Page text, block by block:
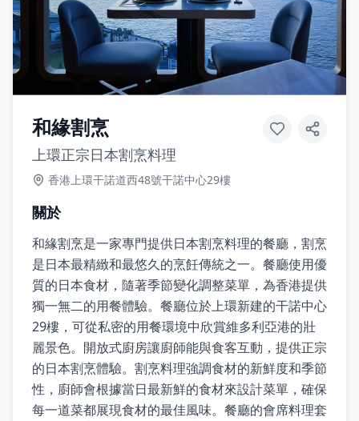
和緣割烹
上環正宗日本割烹料理
香港上環干諾道西48號干諾中心29樓
關於
和緣割烹是一家專門提供日本割烹料理的餐廳，割烹
是日本最精緻和最悠久的烹飪傳統之一。餐廳使用優
質的日本食材，隨著季節變化調整菜單，為香港提供
獨一無二的用餐體驗。餐廳位於上環新建的干諾中心
29樓，可從私密的用餐環境中欣賞維多利亞港的壯
麗景色。開放式廚房讓廚師能與食客互動，提供正宗
的日本割烹體驗。割烹料理強調食材的新鮮度和季節
性，廚師會根據當日最新鮮的食材來設計菜單，確保
每一道菜都展現食材的最佳風味。餐廳的會席料理套